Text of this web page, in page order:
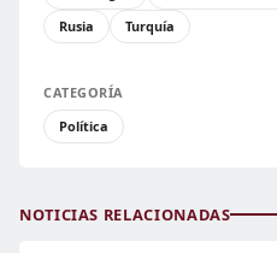
Rusia
Turquía
CATEGORÍA
Política
NOTICIAS RELACIONADAS